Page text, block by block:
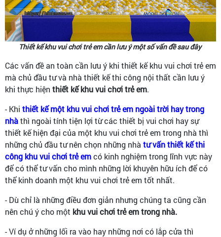
Thiết kế khu vui chơi trẻ em cần lưu ý một số vấn đề sau đây
Các vấn đề an toàn cần lưu ý khi thiết kế khu vui chơi trẻ em
mà chủ đầu tư và nhà thiết kế thi công nội thất cần lưu ý
khi thực hiện thiết kế khu vui chơi trẻ em.
- Khi thiết kế một khu vui chơi trẻ em ngoài trời hay trong
nhàthì ngoài tính tiện lợi từ các thiết bị vui chơi hay sự
thiết kế hiện đại của một khu vui chơi trẻ em trong nhà thì
những chủ đầu tư nên chọn những nhà tư vấn thiết kế thi
công khu vui chơi trẻ emcó kinh nghiệm trong lĩnh vực này
để có thể tư vấn cho mình những lời khuyên hữu ích để có
thể kinh doanh một khu vui chơi trẻ em tốt nhất.
- Dù chỉ là những điều đơn giản nhưng chúng ta cũng cần
nên chú ý cho một khu vui chơi trẻ em trong nhà.
- Ví dụ ở những lối ra vào hay những nơi có lắp cửa thì